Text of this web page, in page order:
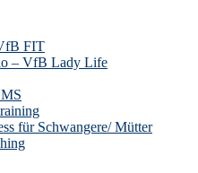
FIT
– VfB Lady Life
für Schwangere/ Mütter